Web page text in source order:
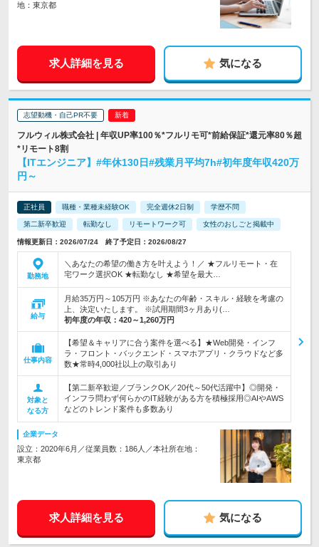
地：東京都
求人詳細を見る 気になる
志望動機・自己PR不要
フルウィル株式会社 | 年収UP率100％*フルリモ可*前給保証*還元率80％超
*リモート8割
【ITエンジニア】#年休130日#残業月平均7h#初年度年収420万
円～
正社員 職種・業種未経験OK 完全週休2日制 学歴不問
第二新卒歓迎 転勤なし リモートワーク可 女性のおしごと掲載中
情報更新日：2026/07/24 終了予定日：2026/08/27
勤務地
＼あなたの希望の働き方を叶えよう！／ ★フルリモート・在
宅ワーク選択OK ★転勤なし ★希望を最大…
給与
月給35万円～105万円 ※あなたの年齢・スキル・経験を考慮の
上、決定いたします。 ※試用期間3ヶ月あり(…
初年度の年収： 420～1,260万円
仕事内容
【希望＆キャリアに合う案件を選べる】★Web開発・インフ
ラ・フロント・バックエンド・スマホアプリ・クラウドなど多
数★常時4,000社以上の取引あり
対象と
なる方
【第二新卒歓迎／ブランクOK／20代～50代活躍中】◎開発・
インフラ問わず何らかのIT経験がある方を積極採用◎AIやAWS
などのトレンド案件も多数あり
企業データ
設立：2020年6月／従業員数：186人／本社所在地：
東京都
求人詳細を見る 気になる